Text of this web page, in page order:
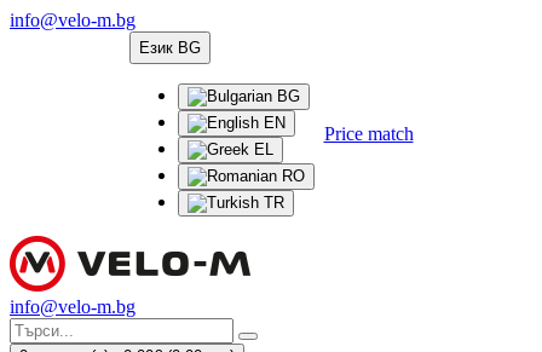
info@velo-m.bg
Език BG
BG
EN
EL
RO
TR
Price match
info@velo-m.bg